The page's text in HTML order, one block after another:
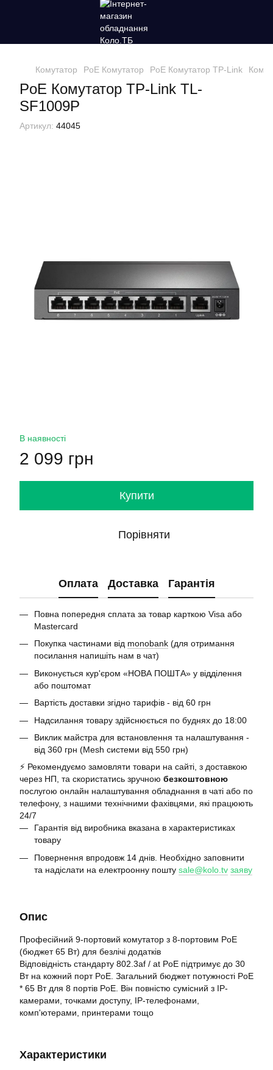
Комутатор PoE Комутатор PoE Комутатор TP-Link
PoE Комутатор TP-Link TL-
SF1009P
Артикул: 44045
В наявності
2 099 грн
Купити
Порівняти
Оплата Доставка Гарантія
Повна попередня сплата за товар карткою Visa або
Mastercard
Покупка частинами від monobank (для отримання
посилання напишіть нам в чат)
Виконується кур'єром «НОВА ПОШТА» у відділення
або поштомат
Вартість доставки згідно тарифів - від 60 грн
Надсилання товару здійснюється по буднях до 18:00
Виклик майстра для встановлення та налаштування -
від 360 грн (Mesh системи від 550 грн)
⚡️ Рекомендуємо замовляти товари на сайті, з доставкою
через НП, та скористатись зручною безкоштовною
послугою онлайн налаштування обладнання в чаті або по
телефону, з нашими технічними фахівцями, які працюють
24/7
Гарантія від виробника вказана в характеристиках
товару
Повернення впродовж 14 днів. Необхідно заповнити
та надіслати на електроонну пошту sale@kolo.tv заяву
Опис
Професійний 9-портовий комутатор з 8-портовим PoE
(бюджет 65 Вт) для безлічі додатків
Відповідність стандарту 802.3af / at PoE підтримує до 30
Вт на кожний порт PoE. Загальний бюджет потужності PoE
* 65 Вт для 8 портів PoE. Він повністю сумісний з IP-
камерами, точками доступу, IP-телефонами,
комп'ютерами, принтерами тощо
Характеристики